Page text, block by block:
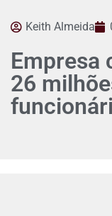
Keith Almeida
Empresa
26